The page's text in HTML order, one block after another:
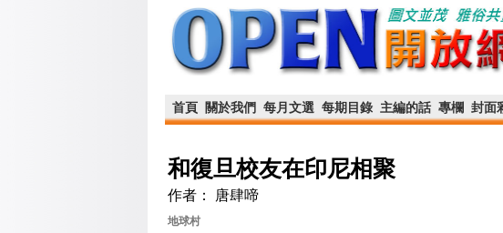
首頁 關於我們 每月文選 每期目錄 主編的話 專欄 封面
和復旦校友在印尼相聚
作者： 唐肆啼
地球村